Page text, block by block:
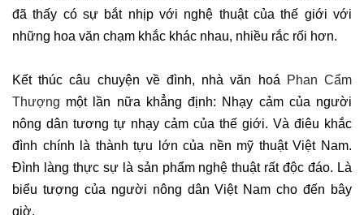
đã thấy có sự bắt nhịp với nghệ thuật của thế giới với
những hoa văn chạm khắc khác nhau, nhiều rắc rối hơn.
Kết thúc câu chuyện về đình, nhà văn hoá
Phan Cẩm
Thượng một lần nữa khẳng định: Nhạy cảm của người
nông dân tương tự nhạy cảm của thế giới. Và điêu khắc
đình chính là thành tựu lớn của nền mỹ thuật Việt Nam.
Đình làng thực sự là sản phẩm nghệ thuật rất độc đáo. Là
biểu tượng của người nông dân Việt Nam cho đến bây
giờ.